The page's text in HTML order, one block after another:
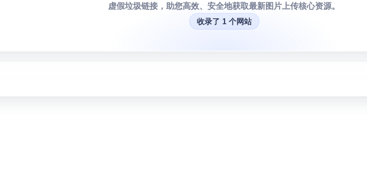
虚假垃圾链接，助您高效、安全地获取最新图片上传核心资源。
收录了 1 个网站